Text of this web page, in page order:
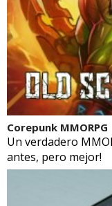
Corepunk MMORPG
Un verdadero
antes, pero mejor!